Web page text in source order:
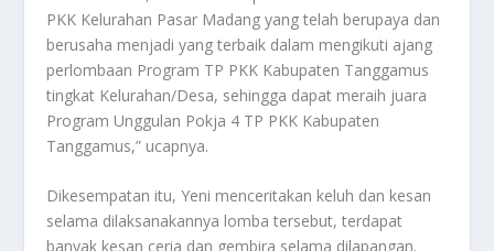
PKK Kelurahan Pasar Madang yang telah berupaya dan
berusaha menjadi yang terbaik dalam mengikuti ajang
perlombaan Program TP PKK Kabupaten Tanggamus
tingkat Kelurahan/Desa, sehingga dapat meraih juara
Program Unggulan Pokja 4 TP PKK Kabupaten
Tanggamus,” ucapnya.
Dikesempatan itu, Yeni menceritakan keluh dan kesan
selama dilaksanakannya lomba tersebut, terdapat
banyak kesan ceria dan gembira selama dilapangan.